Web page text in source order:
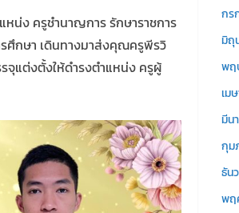
หน่ง ครูชำนาญการ รักษาราชการ
ศึกษา เดินทางมาส่งคุณครูพีรวิ
จุแต่งตั้งให้ดำรงตำแหน่ง ครูผู้
กร
มิถุ
พฤ
เม
มีน
กุม
ธัน
พฤ